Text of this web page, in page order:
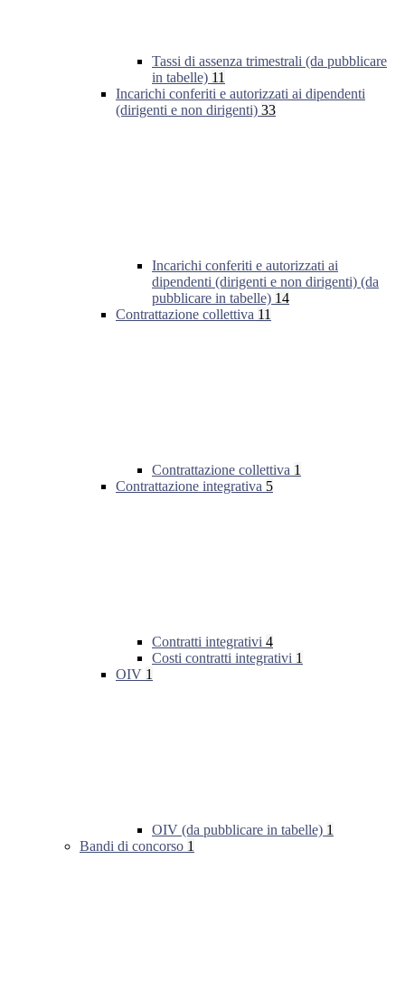
Tassi di assenza trimestrali (da pubblicare
in tabelle) 11
Incarichi conferiti e autorizzati ai dipendenti
(dirigenti e non dirigenti) 33
Incarichi conferiti e autorizzati ai
dipendenti (dirigenti e non dirigenti) (da
pubblicare in tabelle) 14
Contrattazione collettiva 11
Contrattazione collettiva 1
Contrattazione integrativa 5
Contratti integrativi 4
Costi contratti integrativi 1
OIV 1
OIV (da pubblicare in tabelle) 1
Bandi di concorso 1